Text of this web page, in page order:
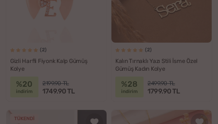
(2)
Gizli Harfli Fiyonk Kalp Gümüş
Kolye
%20
indirim
2199.90 TL
1749.90 TL
(2)
Kalın Tırnaklı Yazı Stili İsme Özel
Gümüş Kadın Kolye
%28
indirim
2499.90 TL
1799.90 TL
TÜKENDI